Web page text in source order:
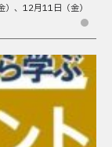
、12月11日（金）